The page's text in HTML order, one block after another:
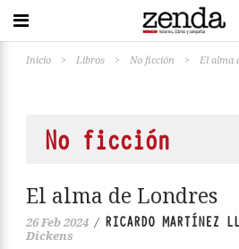
Inicio > Libros > No ficción > El alma
No ficción
El alma de Londres
26 Feb 2024 / RICARDO MARTÍNEZ
Dickens